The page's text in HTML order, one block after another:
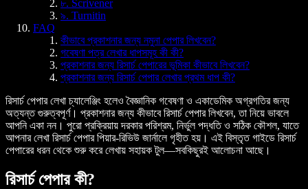
৮. Scrivener
৯. Turnitin
FAQ
কীভাবে প্রকাশনার জন্য নমুনা পেপার লিখবেন?
গবেষণা পত্র লেখার ধাপসমূহ কী কী?
প্রকাশনার জন্য রিসার্চ পেপারের ভূমিকা কীভাবে লিখবেন?
প্রকাশনার জন্য রিসার্চ পেপার লেখার প্রথম ধাপ কী?
রিসার্চ পেপার লেখা চ্যালেঞ্জিং হলেও বৈজ্ঞানিক গবেষণা ও একাডেমিক অগ্রগতির জন্য
অত্যন্ত গুরুত্বপূর্ণ। প্রকাশনার জন্য কীভাবে রিসার্চ পেপার লিখবেন, তা নিয়ে ভাবলে
আপনি একা নন। পুরো প্রক্রিয়ায় দরকার পরিশ্রম, নির্ভুল পদ্ধতি ও সঠিক কৌশল, যাতে
আপনার লেখা রিসার্চ পেপার পিয়ার-রিভিউ জার্নালে গৃহীত হয়। এই বিস্তৃত গাইডে রিসার্চ
পেপারের ধরন থেকে শুরু করে লেখায় সহায়ক টুল—সবকিছুরই আলোচনা আছে।
রিসার্চ পেপার কী?